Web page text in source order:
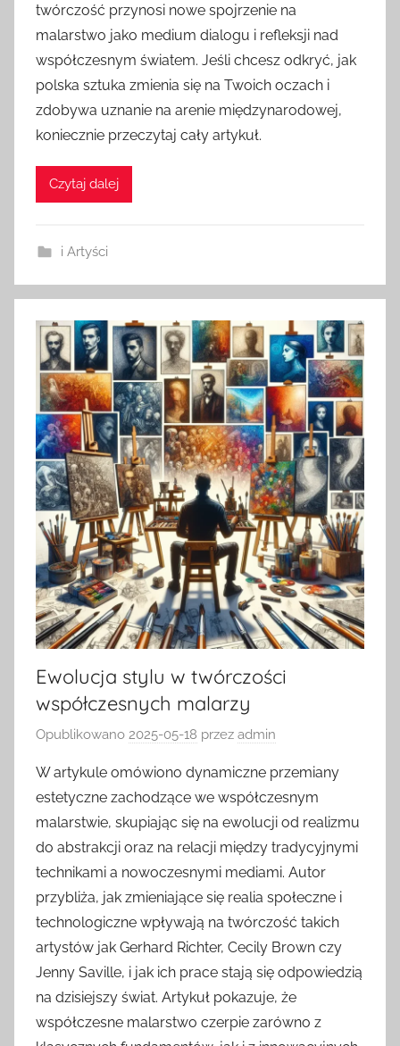
twórczość przynosi nowe spojrzenie na
malarstwo jako medium dialogu i refleksji nad
współczesnym światem. Jeśli chcesz odkryć, jak
polska sztuka zmienia się na Twoich oczach i
zdobywa uznanie na arenie międzynarodowej,
koniecznie przeczytaj cały artykuł.
Czytaj dalej
i Artyści
Ewolucja stylu w twórczości
współczesnych malarzy
Opublikowano 2025-05-18 przez admin
W artykule omówiono dynamiczne przemiany
estetyczne zachodzące we współczesnym
malarstwie, skupiając się na ewolucji od realizmu
do abstrakcji oraz na relacji między tradycyjnymi
technikami a nowoczesnymi mediami. Autor
przybliża, jak zmieniające się realia społeczne i
technologiczne wpływają na twórczość takich
artystów jak Gerhard Richter, Cecily Brown czy
Jenny Saville, i jak ich prace stają się odpowiedzią
na dzisiejszy świat. Artykuł pokazuje, że
współczesne malarstwo czerpie zarówno z